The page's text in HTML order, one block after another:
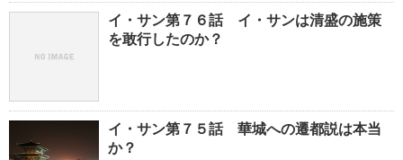
イ・サン第７６話 イ・サンは清盛の施策
を敢行したのか？
イ・サン第７５話 華城への遷都説は本当
か？